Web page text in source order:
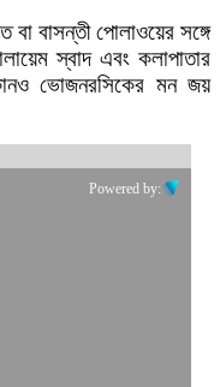
বা বাসন্তী পোলাওয়ের সঙ্গে
স্বাদ এবং কলাপাতার
ভোজনরসিকের মন জয়
Powered by: